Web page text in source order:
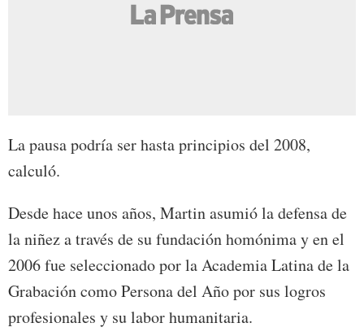
La pausa podría ser hasta principios del 2008,
calculó.
Desde hace unos años, Martin asumió la defensa de
la niñez a través de su fundación homónima y en el
2006 fue seleccionado por la Academia Latina de la
Grabación como Persona del Año por sus logros
profesionales y su labor humanitaria.